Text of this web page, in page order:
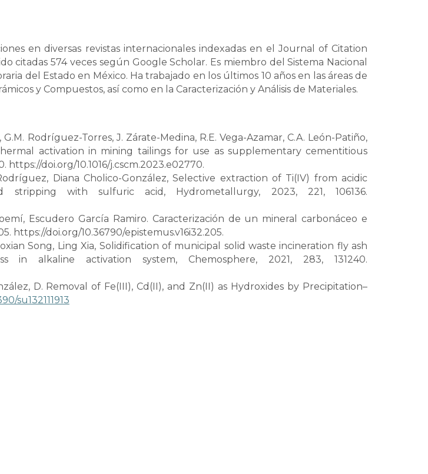
en diversas revistas internacionales indexadas en el Journal of Citation
citadas 574 veces según Google Scholar. Es miembro del Sistema Nacional
del Estado en México. Ha trabajado en los últimos 10 años en las áreas de
y Compuestos, así como en la Caracterización y Análisis de Materiales.
Rodríguez-Torres, J. Zárate-Medina, R.E. Vega-Azamar, C.A. León-Patiño,
activation in mining tailings for use as supplementary cementitious
doi.org/10.1016/j.cscm.2023.e02770.
Diana Cholico-González, Selective extraction of Ti(IV) from acidic
with sulfuric acid, Hydrometallurgy, 2023, 221, 106136.
Escudero García Ramiro. Caracterización de un mineral carbonáceo e
https://doi.org/10.36790/epistemus.v16i32.205.
Song, Ling Xia, Solidification of municipal solid waste incineration fly ash
alkaline activation system, Chemosphere, 2021, 283, 131240.
D. Removal of Fe(III), Cd(II), and Zn(II) as Hydroxides by Precipitation–
su132111913